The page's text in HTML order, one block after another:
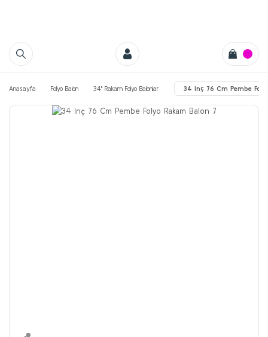
Anasayfa Folyo Balon 34'' Rakam Folyo Balonlar 34 Inç 76 Cm Pembe